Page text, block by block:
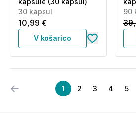
kapsule (30 kapsul)
30 kapsul
10,99 €
V košarico
90
1 2 3 4 5